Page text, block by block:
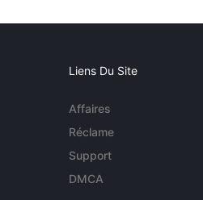
Liens Du Site
Affaires
Réclame
Support
DMCA